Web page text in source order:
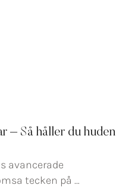
– Så håller du huden
avancerade
tecken på …